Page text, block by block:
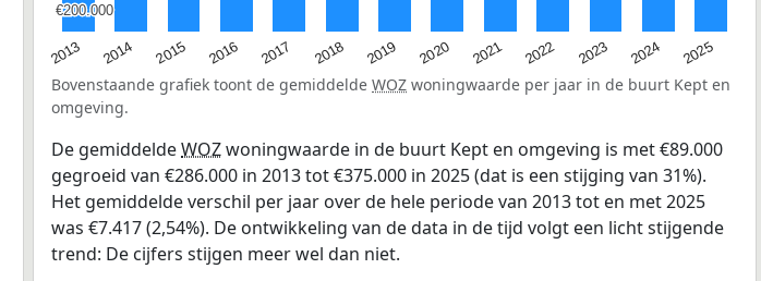
2013 2014 2015 2016 2017 2018 2019 2020 2021 2022 2023 2024 2025
€200.000
€200.000
Bovenstaande grafiek toont de gemiddelde WOZ woningwaarde per jaar in de buurt Kept en
omgeving.
De gemiddeldeWOZwoningwaarde in de buurt Kept en omgeving is met €89.000
gegroeid van €286.000 in 2013 tot €375.000 in 2025 (dat is een stijging van 31%).
Het gemiddelde verschil per jaar over de hele periode van 2013 tot en met 2025
was €7.417 (2,54%). De ontwikkeling van de data in de tijd volgt een licht stijgende
trend: De cijfers stijgen meer wel dan niet.